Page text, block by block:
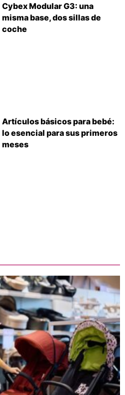
Cybex Modular G3: una
misma base, dos sillas de
coche
Artículos básicos para bebé:
lo esencial para sus primeros
meses